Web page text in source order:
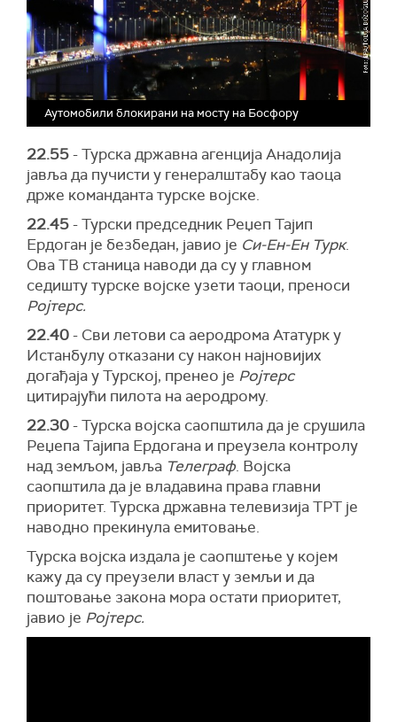
Аутомобили блокирани на мосту на Босфору
22.55- Турска државна агенција Анадолија
јавља да пучисти у генералштабу као таоца
држе команданта турске војске.
22.45- Турски председник Реџеп Тајип
Ердоган је безбедан, јавио је Си-Ен-Ен Турк.
Ова ТВ станица наводи да су у главном
седишту турске војске узети таоци, преноси
Ројтерс.
22.40- Сви летови са аеродрома Ататурк у
Истанбулу отказани су након најновијих
догађаја у Турској, пренео је Ројтерс
цитирајући пилота на аеродрому.
22.30- Турска војска саопштила да је срушила
Реџепа Тајипа Ердогана и преузела контролу
над земљом, јавља Телеграф. Војска
саопштила да је владавина права главни
приоритет. Турска државна телевизија ТРТ је
наводно прекинула емитовање.
Турска војска издала је саопштење у којем
кажу да су преузели власт у земљи и да
поштовање закона мора остати приоритет,
јавио је Ројтерс.